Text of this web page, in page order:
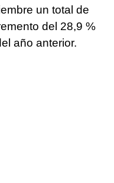
un total de
del 28,9 %
año anterior.